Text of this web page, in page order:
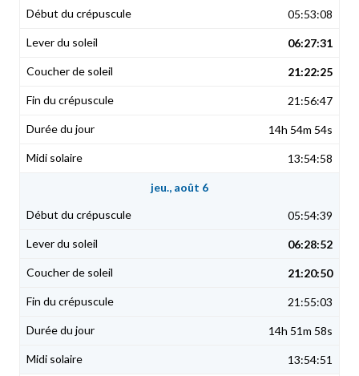
05:53:08
06:27:31
21:22:25
21:56:47
14h 54m 54s
13:54:58
jeu., août 6
05:54:39
06:28:52
21:20:50
21:55:03
14h 51m 58s
13:54:51